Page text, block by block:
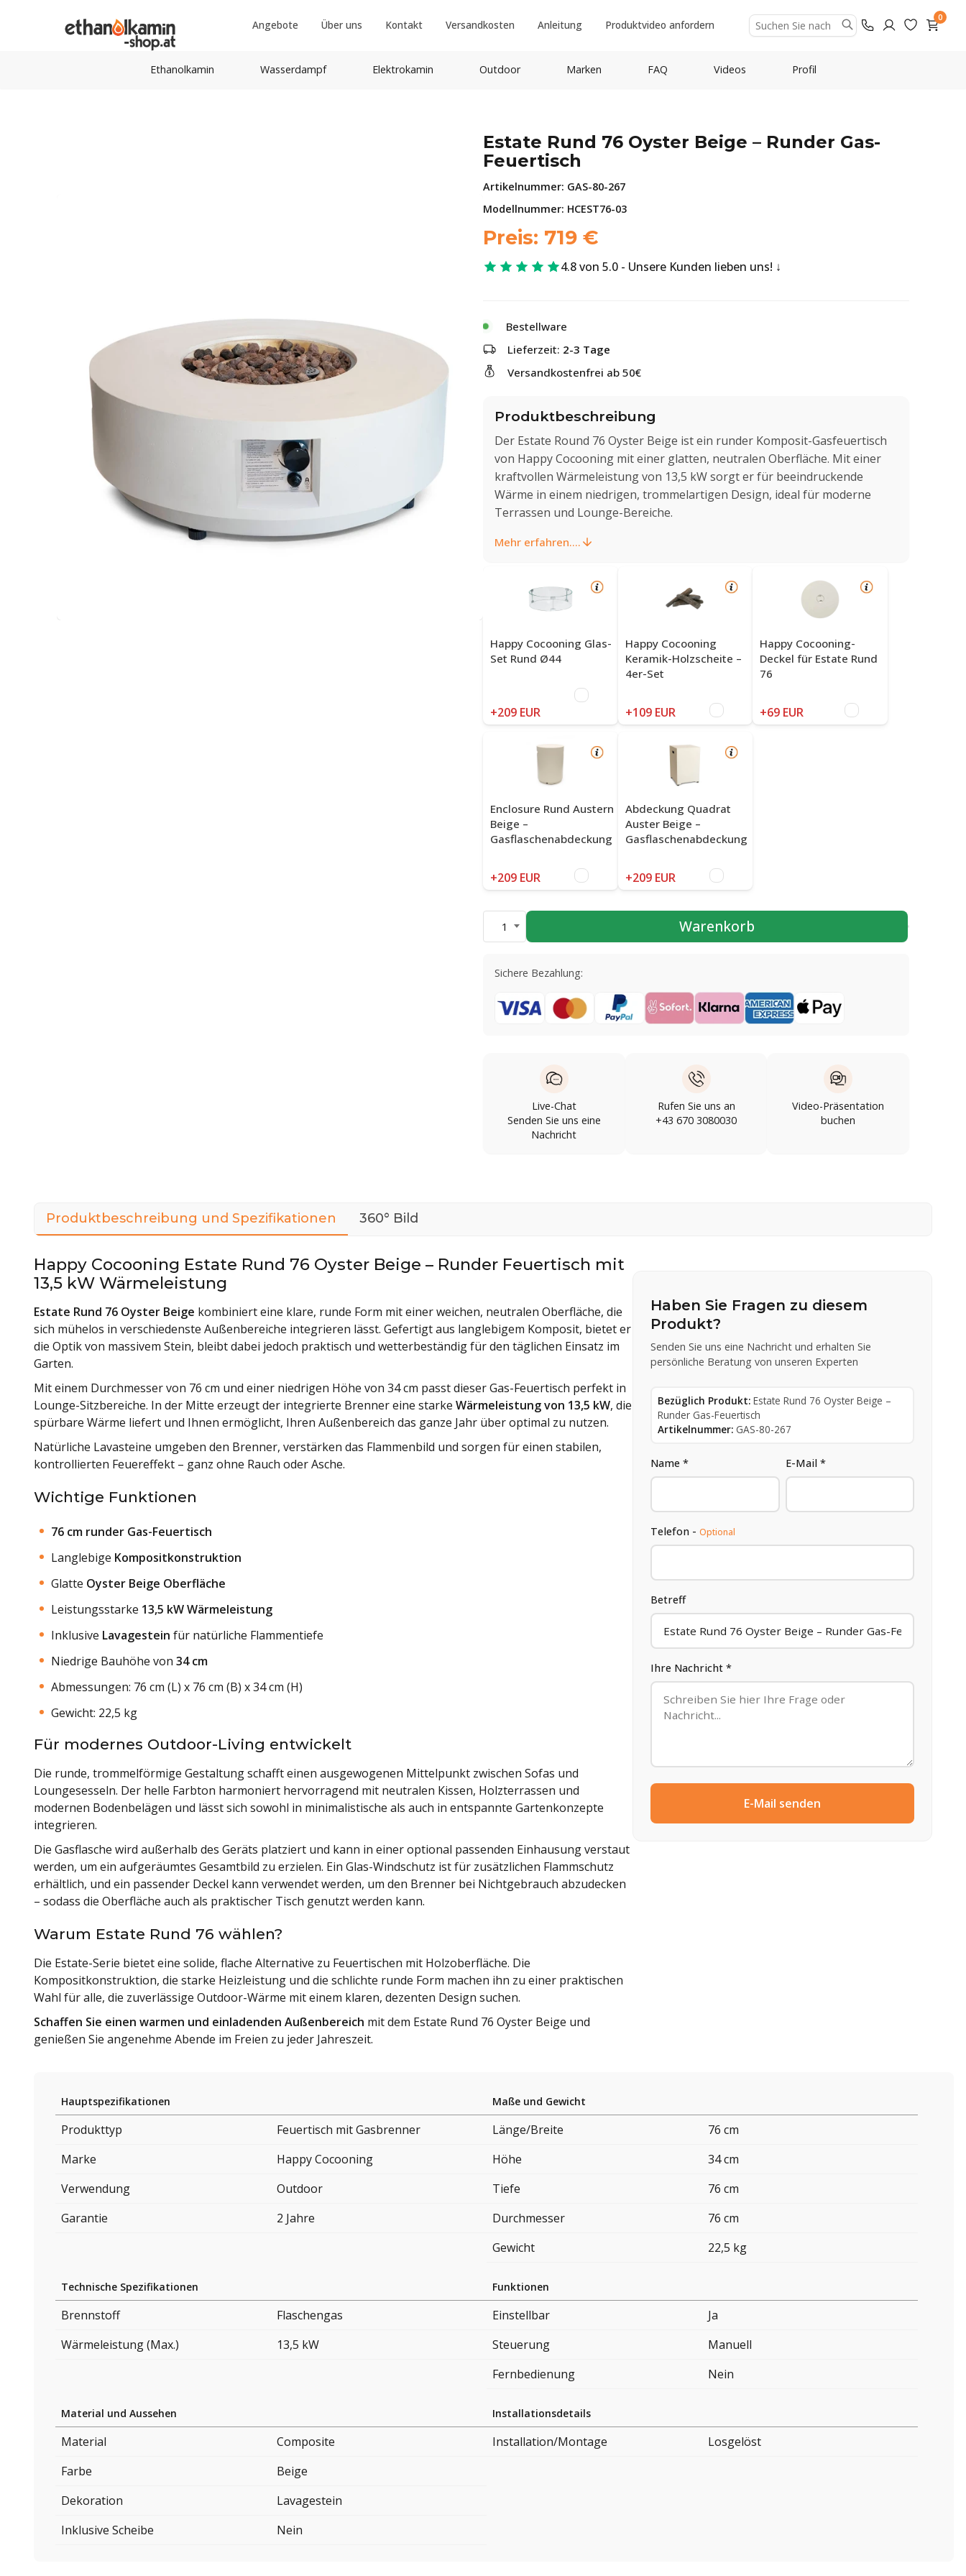
Angebote Über uns Kontakt Versandkosten Anleitung Produktvideo anfordern
0
Ethanolkamin Wasserdampf Elektrokamin Outdoor Marken FAQ Videos Profil
Estate Rund 76 Oyster Beige – Runder Gas-
Feuertisch
Artikelnummer: GAS-80-267
Modellnummer: HCEST76-03
Preis: 719 €
4.8 von 5.0 - Unsere Kunden lieben uns!
Bestellware
Lieferzeit: 2-3 Tage
Versandkostenfrei ab 50€
Produktbeschreibung
Der Estate Round 76 Oyster Beige ist ein runder Komposit-Gasfeuertisch
von Happy Cocooning mit einer glatten, neutralen Oberfläche. Mit einer
kraftvollen Wärmeleistung von 13,5 kW sorgt er für beeindruckende
Wärme in einem niedrigen, trommelartigen Design, ideal für moderne
Terrassen und Lounge-Bereiche.
Mehr erfahren....
Happy Cocooning Glas-
Set Rund Ø44
+209 EUR
Happy Cocooning
Keramik-Holzscheite –
4er-Set
+109 EUR
Happy Cocooning-
Deckel für Estate Rund
76
+69 EUR
Enclosure Rund Austern
Beige –
Gasflaschenabdeckung
+209 EUR
Abdeckung Quadrat
Auster Beige –
Gasflaschenabdeckung
+209 EUR
1 Warenkorb
Sichere Bezahlung:
Live-Chat
Senden Sie uns eine
Nachricht
Rufen Sie uns an
+43 670 3080030
Video-Präsentation
buchen
Produktbeschreibung und Spezifikationen 360° Bild
Happy Cocooning Estate Rund 76 Oyster Beige – Runder Feuertisch mit
13,5 kW Wärmeleistung
Estate Rund 76 Oyster Beige kombiniert eine klare, runde Form mit einer weichen, neutralen Oberfläche, die
sich mühelos in verschiedenste Außenbereiche integrieren lässt. Gefertigt aus langlebigem Komposit, bietet er
die Optik von massivem Stein, bleibt dabei jedoch praktisch und wetterbeständig für den täglichen Einsatz im
Garten.
Mit einem Durchmesser von 76 cm und einer niedrigen Höhe von 34 cm passt dieser Gas-Feuertisch perfekt in
Lounge-Sitzbereiche. In der Mitte erzeugt der integrierte Brenner eine starke Wärmeleistung von 13,5 kW, die
spürbare Wärme liefert und Ihnen ermöglicht, Ihren Außenbereich das ganze Jahr über optimal zu nutzen.
Natürliche Lavasteine umgeben den Brenner, verstärken das Flammenbild und sorgen für einen stabilen,
kontrollierten Feuereffekt – ganz ohne Rauch oder Asche.
Wichtige Funktionen
76 cm runder Gas-Feuertisch
Langlebige Kompositkonstruktion
Glatte Oyster Beige Oberfläche
Leistungsstarke 13,5 kW Wärmeleistung
Inklusive Lavagestein für natürliche Flammentiefe
Niedrige Bauhöhe von 34 cm
Abmessungen: 76 cm (L) x 76 cm (B) x 34 cm (H)
Gewicht: 22,5 kg
Für modernes Outdoor-Living entwickelt
Die runde, trommelförmige Gestaltung schafft einen ausgewogenen Mittelpunkt zwischen Sofas und
Loungesesseln. Der helle Farbton harmoniert hervorragend mit neutralen Kissen, Holzterrassen und
modernen Bodenbelägen und lässt sich sowohl in minimalistische als auch in entspannte Gartenkonzepte
integrieren.
Die Gasflasche wird außerhalb des Geräts platziert und kann in einer optional passenden Einhausung verstaut
werden, um ein aufgeräumtes Gesamtbild zu erzielen. Ein Glas-Windschutz ist für zusätzlichen Flammschutz
erhältlich, und ein passender Deckel kann verwendet werden, um den Brenner bei Nichtgebrauch abzudecken
– sodass die Oberfläche auch als praktischer Tisch genutzt werden kann.
Warum Estate Rund 76 wählen?
Die Estate-Serie bietet eine solide, flache Alternative zu Feuertischen mit Holzoberfläche. Die
Kompositkonstruktion, die starke Heizleistung und die schlichte runde Form machen ihn zu einer praktischen
Wahl für alle, die zuverlässige Outdoor-Wärme mit einem klaren, dezenten Design suchen.
Schaffen Sie einen warmen und einladenden Außenbereich mit dem Estate Rund 76 Oyster Beige und
genießen Sie angenehme Abende im Freien zu jeder Jahreszeit.
Haben Sie Fragen zu diesem
Produkt?
Senden Sie uns eine Nachricht und erhalten Sie
persönliche Beratung von unseren Experten
Bezüglich Produkt: Estate Rund 76 Oyster Beige –
Runder Gas-Feuertisch
Artikelnummer: GAS-80-267
Name * E-Mail *
Telefon -Optional
Betreff
Ihre Nachricht *
E-Mail senden
Hauptspezifikationen
Produkttyp
Feuertisch mit Gasbrenner
Marke
Happy Cocooning
Verwendung
Outdoor
Garantie
2 Jahre
Maße und Gewicht
Länge/Breite
76 cm
Höhe
34 cm
Tiefe
76 cm
Durchmesser
76 cm
Gewicht
22,5 kg
Technische Spezifikationen
Brennstoff
Flaschengas
Wärmeleistung (Max.)
13,5 kW
Funktionen
Einstellbar
Ja
Steuerung
Manuell
Fernbedienung
Nein
Material und Aussehen
Material
Composite
Farbe
Beige
Dekoration
Lavagestein
Inklusive Scheibe
Nein
Installationsdetails
Installation/Montage Losgelöst